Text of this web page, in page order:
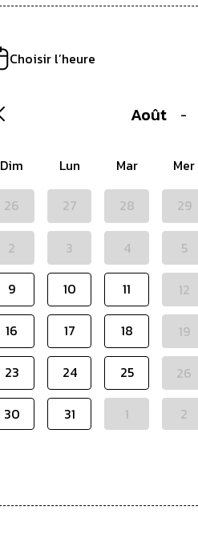
Choisir l’heure
Août -
Dim Lun Mar Mer
26 27 28 29
2 3 4 5
9 10 11 12
16 17 18 19
23 24 25 26
30 31 1 2